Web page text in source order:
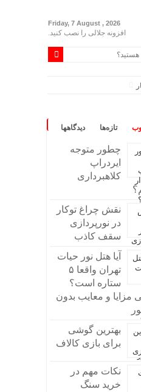
Friday, 7 August , 2026
افزونه جلالی را نصب کنید.
تازه‌ها دیدگاهها
چطور متوجه
ایردراپ
کلاهبرداری
نقش چراغ توکار
در نورپردازی
سقف کاذب
آیا هتل نور حیات
تهران واقعا ۵
ستاره است؟
مزایا و معایب بدون
بهترین گوشی
برای بازی کالاف
نکات مهم در
خرید سنگ